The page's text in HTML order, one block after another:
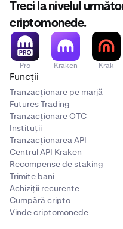
Treci la nivelul
criptomonede.
Pro Kraken Krak
Funcții
Tranzacționare pe marjă
Futures Trading
Tranzacționare OTC
Instituții
Tranzacționarea API
Centrul API Kraken
Recompense de staking
Trimite bani
Achiziții recurente
Cumpără cripto
Vinde criptomonede